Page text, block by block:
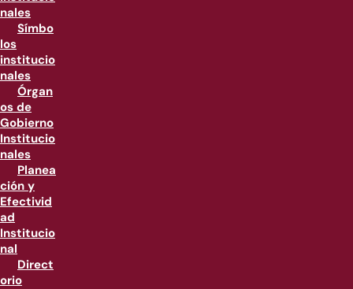
nales
Símbo
los
institucio
nales
Órgan
os de
Gobierno
Institucio
nales
Planea
ción y
Efectivid
ad
Institucio
nal
Direct
orio